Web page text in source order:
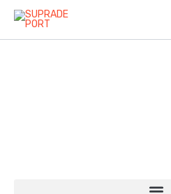
contenido